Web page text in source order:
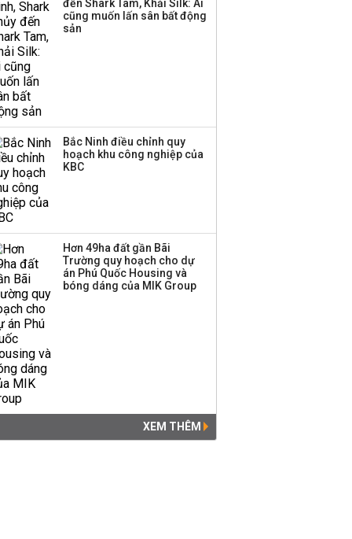
Thị trường thường
đến Shark Tam, Khải Silk: Ai
cũng muốn lấn sân bất động
sản
Bắc Ninh điều chỉnh quy
hoạch khu công nghiệp của
KBC
Hơn 49ha đất gần Bãi
Trường quy hoạch cho dự
án Phú Quốc Housing và
bóng dáng của MIK Group
XEM THÊM